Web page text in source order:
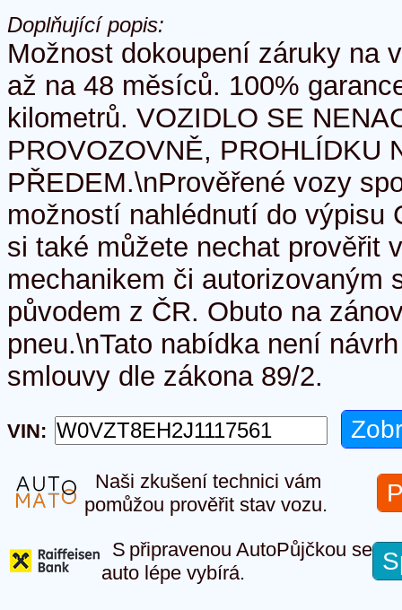
Doplňující popis:
Možnost dokoupení záruky na
až na 48 měsíců. 100%
kilometrů. VOZIDLO SE
PROVOZOVNĚ, PROHLÍDKU
PŘEDEM.\nPrověřené vozy
možností nahlédnutí do výpisu
si také můžete nechat prověřit
mechanikem či autorizovaným
původem z ČR. Obuto na
pneu.\nTato nabídka není
smlouvy dle zákona 89/2.
VIN:
Naši zkušení technici vám
pomůžou prověřit stav vozu.
S připravenou AutoPůjčkou se
auto lépe vybírá.